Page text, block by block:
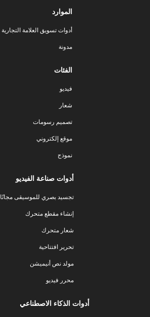
الموارد
أدوات تسويق العلامة التجارية
مدونة
الفئات
فيديو
شعار
تصميم رسومات
موقع إلكتروني
نموذج
أدوات صناعة الفيديو
تجسيد بصري للموسيقى مجانًا
إنشاء مقطع متحرك
شعار متحرك
تحرير افتتاحية
مولد نص أنيميشن
محرر فيديو
أدوات الذكاء الاصطناعي